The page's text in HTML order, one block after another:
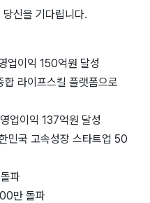
신을 기다립니다.
업이익 150억원 달성
라이프스킬 플랫폼으로
업이익 137억원 달성
민국 고속성장 스타트업 50
파
만 돌파